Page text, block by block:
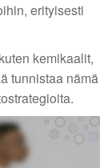
erityisesti
kemikaalit,
tunnistaa nämä